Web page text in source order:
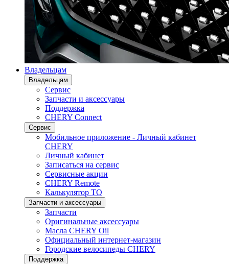
Владельцам
Владельцам
Сервис
Запчасти и аксессуары
Поддержка
CHERY Connect
Сервис
Мобильное приложение - Личный кабинет
CHERY
Личный кабинет
Записаться на сервис
Сервисные акции
CHERY Remote
Калькулятор ТО
Запчасти и аксессуары
Запчасти
Оригинальные аксессуары
Масла CHERY Oil
Официальный интернет-магазин
Городские велосипеды CHERY
Поддержка